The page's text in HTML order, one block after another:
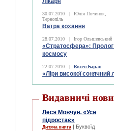
30.07.2010 |
Юлія Починок,
Тернопіль
Ватра кохання
28.07.2010 | Ігор Ольшевський
«Стратосфера»:
космосу
22.07.2010 | Євген Баран
«Ліри високої сонячний
Видавничі
Леся Мовчун. «Усе
підростає»
Дитяча книга | Буквоїд